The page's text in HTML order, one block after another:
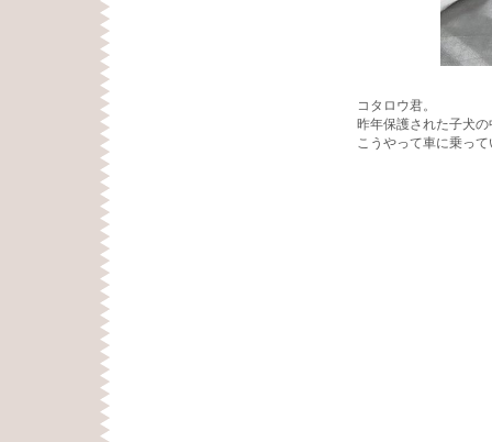
コタロウ君。
昨年保護された子犬
こうやって車に乗っ